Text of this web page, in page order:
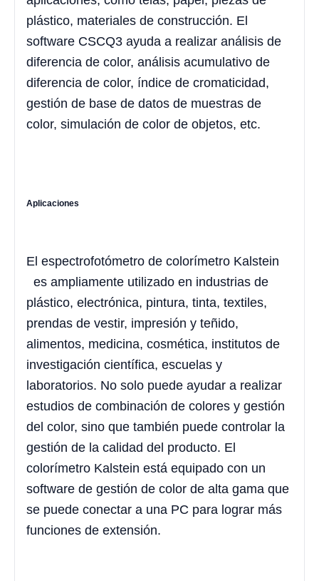
plástico, materiales de construcción. El
software CSCQ3 ayuda a realizar análisis de
diferencia de color, análisis acumulativo de
diferencia de color, índice de cromaticidad,
gestión de base de datos de muestras de
color, simulación de color de objetos, etc.
Aplicaciones
El espectrofotómetro de colorímetro Kalstein
es ampliamente utilizado en industrias de
plástico, electrónica, pintura, tinta, textiles,
prendas de vestir, impresión y teñido,
alimentos, medicina, cosmética, institutos de
investigación científica, escuelas y
laboratorios. No solo puede ayudar a realizar
estudios de combinación de colores y gestión
del color, sino que también puede controlar la
gestión de la calidad del producto. El
colorímetro Kalstein está equipado con un
software de gestión de color de alta gama que
se puede conectar a una PC para lograr más
funciones de extensión.